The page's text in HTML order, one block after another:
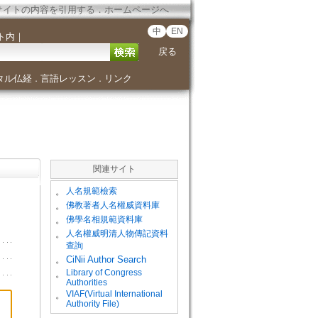
イトの内容を引用する．ホームページへ
内 ｜ 中 EN
戻る
ル仏経． 言語レッスン ． リンク
関連サイト
。 人名規範檢索
。 佛教著者人名權威資料庫
。 佛學名相規範資料庫
。
人名權威明清人物傳記資料
查詢
。
CiNii Author Search
。
Library of Congress
Authorities
。
VIAF(Virtual International
Authority File)